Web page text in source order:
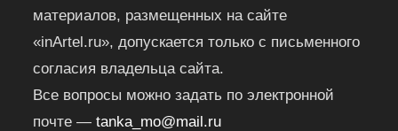
материалов, размещенных на сайте
«inArtel.ru», допускается только с письменного
согласия владельца сайта.
Все вопросы можно задать по электронной
почте —tanka_mo@mail.ru